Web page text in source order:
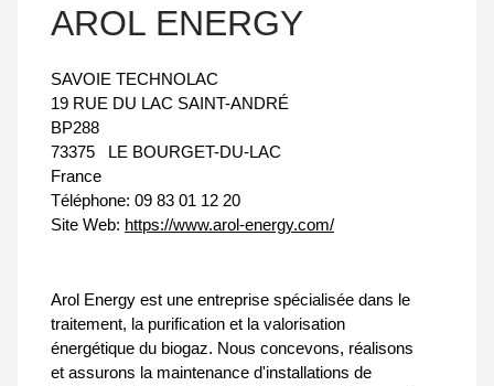
AROL ENERGY
SAVOIE TECHNOLAC
19 RUE DU LAC SAINT-ANDRÉ
BP288
73375
LE BOURGET-DU-LAC
France
Téléphone: 09 83 01 12 20
Site Web: https://www.arol-energy.com/
Arol Energy est une entreprise spécialisée dans le
traitement, la purification et la valorisation
énergétique du biogaz. Nous concevons, réalisons
et assurons la maintenance d'installations de